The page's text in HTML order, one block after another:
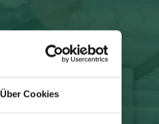
Über Cookies